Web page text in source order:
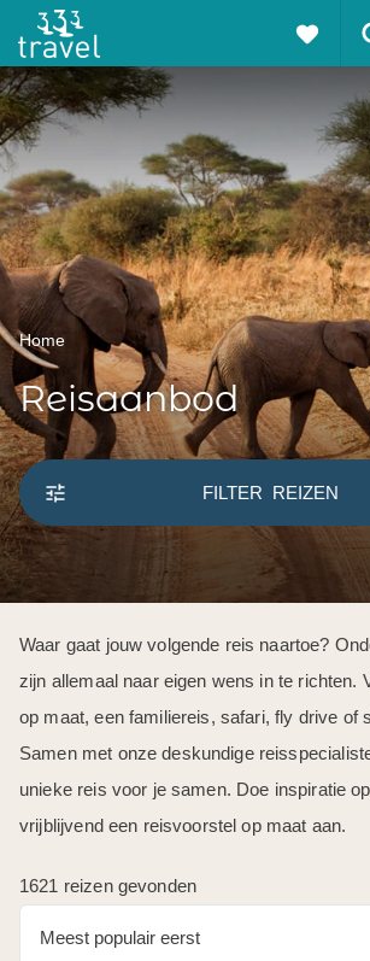
Home
Reisaanbod
FILTER REIZEN
Waar gaat jouw volgende reis naartoe?
zijn allemaal naar eigen wens in te richten.
op maat, een familiereis, safari, fly drive of
Samen met onze deskundige
unieke reis voor je samen. Doe inspiratie
vrijblijvend een reisvoorstel op maat aan.
1621 reizen gevonden